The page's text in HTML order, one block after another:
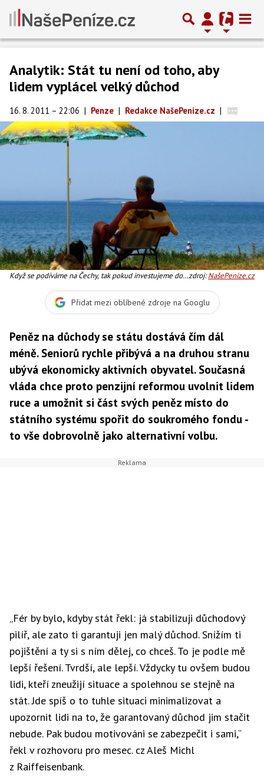
Analytik: Stát tu není od toho, aby
lidem vyplácel velký důchod
16. 8. 2011 – 22:06 | Penze | Redakce NašePeníze.cz |
Když se podíváme na Čechy, tak pokud investujeme do
jsou krátkodobé peníze na rok na dva, Foto:SXC
zdroj:NašePeníze.cz
Přidat mezi oblíbené zdroje na Googlu
Peněz na důchody se státu dostává čím dál
méně. Seniorů rychle přibývá a na druhou stranu
ubývá ekonomicky aktivních obyvatel. Současná
vláda chce proto penzijní reformou uvolnit lidem
ruce a umožnit si část svých peněz místo do
státního systému spořit do soukromého fondu -
to vše dobrovolně jako alternativní volbu.
„Fér by bylo, kdyby stát řekl: já stabilizuji důchodový
pilíř, ale zato ti garantuji jen malý důchod. Snížím ti
pojištění a ty si s ním dělej, co chceš. To je podle mě
lepší řešení. Tvrdší, ale lepší. Vždycky tu ovšem budou
lidi, kteří zneužijí situace a spolehnou se stejně na
stát. Jde spíš o to tuhle situaci minimalizovat a
upozornit lidi na to, že garantovaný důchod jim stačit
nebude. Pak budou motivováni se zabezpečit i sami,“
řekl v rozhovoru pro mesec. cz Aleš Michl
z Raiffeisenbank.